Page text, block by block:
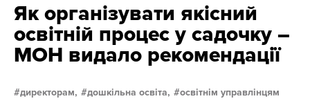
Як організувати якісний
освітній процес у садочку –
МОН видало рекомендації
директорам, дошкільна освіта, освітнім управлінцям